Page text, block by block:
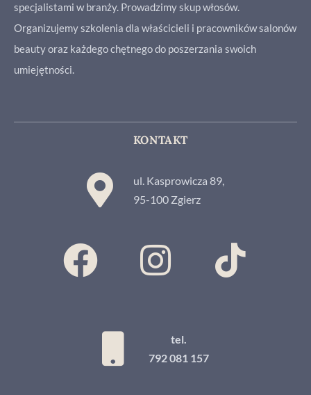
specjalistami w branży. Prowadzimy skup włosów.
Organizujemy szkolenia dla właścicieli i pracowników salonów
beauty oraz każdego chętnego do poszerzania swoich
umiejętności.
KONTAKT
ul. Kasprowicza 89,
95-100 Zgierz
tel.
792 081 157